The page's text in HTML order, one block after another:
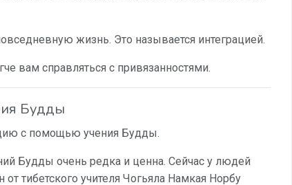
жизнь. Это называется интеграцией.
вам справляться с привязанностями.
Будды
с помощью учения Будды.
Будды очень редка и ценна. Сейчас у людей
тибетского учителя Чогьяла Намкая Норбу